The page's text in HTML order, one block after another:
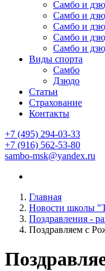
Самбо и
Самбо и
Самбо и
Самбо и
Самбо и
Виды спорта
Самбо
Дзюдо
Статьи
Страхование
Контакты
+7 (495) 294-03-33
+7 (916) 562-53-80
sambo-msk@yandex.ru
Главная
Новости школы
Поздравления -
Поздравляем с